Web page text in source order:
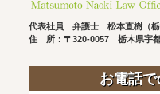
代表社員 弁護士 松本直樹（栃
住 所：〒320-0057 栃木県宇
お電話